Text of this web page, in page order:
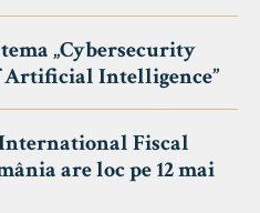
„Cybersecurity
Artificial Intelligence”
Fiscal
are loc pe 12 mai